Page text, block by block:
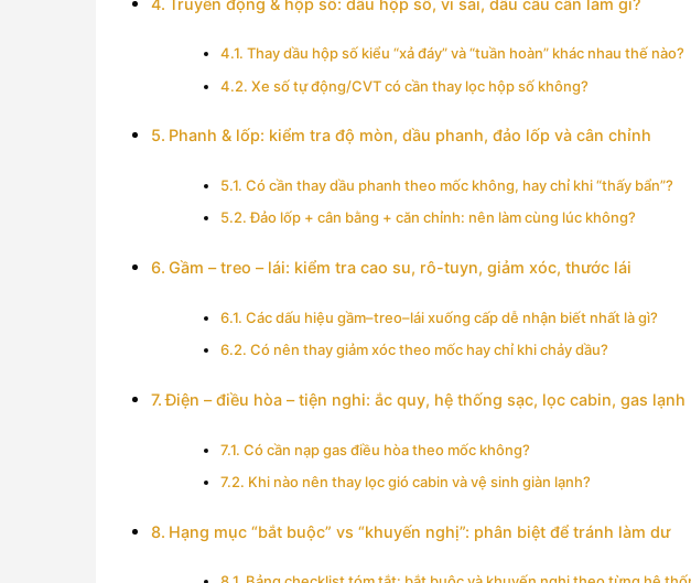
Thay dầu hộp số kiểu “xả đáy” và “tuần hoàn” khác nhau thế nào?
Xe số tự động/CVT có cần thay lọc hộp số không?
Phanh & lốp: kiểm tra độ mòn, dầu phanh, đảo lốp và cân chỉnh
Có cần thay dầu phanh theo mốc không, hay chỉ khi “thấy bẩn”?
Đảo lốp + cân bằng + căn chỉnh: nên làm cùng lúc không?
Gầm – treo – lái: kiểm tra cao su, rô-tuyn, giảm xóc, thước lái
Các dấu hiệu gầm–treo–lái xuống cấp dễ nhận biết nhất là gì?
Có nên thay giảm xóc theo mốc hay chỉ khi chảy dầu?
Điện – điều hòa – tiện nghi: ắc quy, hệ thống sạc, lọc cabin, gas lạnh
Có cần nạp gas điều hòa theo mốc không?
Khi nào nên thay lọc gió cabin và vệ sinh giàn lạnh?
Hạng mục “bắt buộc” vs “khuyến nghị”: phân biệt để tránh làm dư